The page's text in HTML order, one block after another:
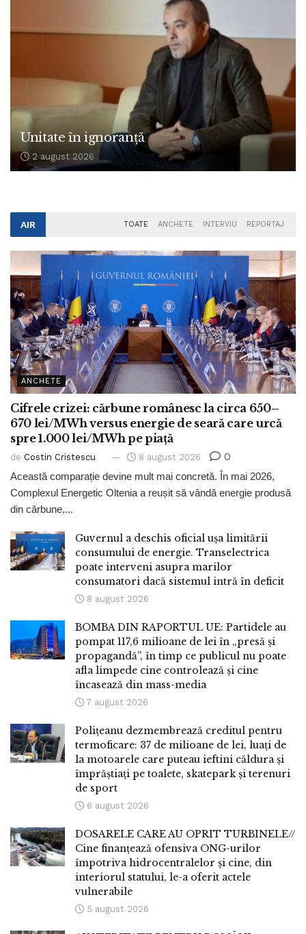
Unitate în ignoranță
2 august 2026
AIR TOATE ANCHETE INTERVIU REPORTAJ
ANCHETE
Cifrele crizei: cărbune românesc la circa 650–
670 lei/MWh versus energie de seară care urcă
spre 1.000 lei/MWh pe piață
de Costin Cristescu 8 august 2026 0
Această comparație devine mult mai concretă. În mai 2026,
Complexul Energetic Oltenia a reușit să vândă energie produsă
din cărbune,...
Guvernul a deschis oficial ușa limitării
consumului de energie. Transelectrica
poate interveni asupra marilor
consumatori dacă sistemul intră în deficit
8 august 2026
BOMBA DIN RAPORTUL UE: Partidele au
pompat 117,6 milioane de lei în „presă și
propagandă”, în timp ce publicul nu poate
afla limpede cine controlează și cine
încasează din mass-media
7 august 2026
Polițeanu dezmembrează creditul pentru
termoficare: 37 de milioane de lei, luați de
la motoarele care puteau ieftini căldura și
împrăștiați pe toalete, skatepark și terenuri
de sport
6 august 2026
DOSARELE CARE AU OPRIT TURBINELE//
Cine finanțează ofensiva ONG-urilor
împotriva hidrocentralelor și cine, din
interiorul statului, le-a oferit actele
vulnerabile
5 august 2026